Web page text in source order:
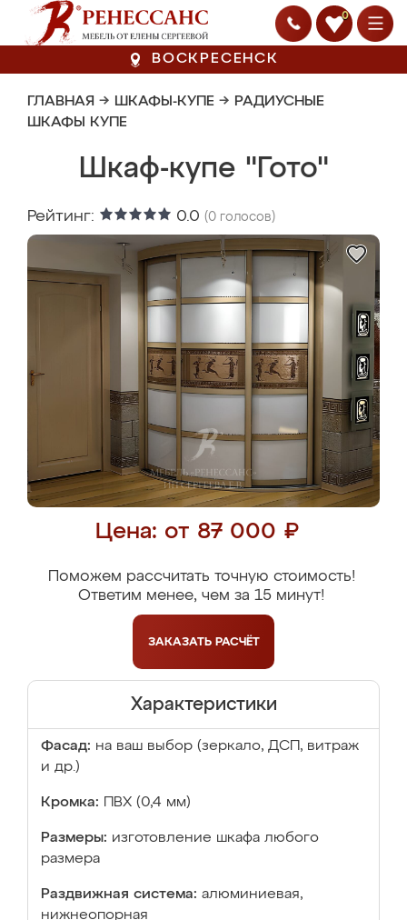
0
ВОСКРЕСЕНСК
ГЛАВНАЯ → ШКАФЫ-КУПЕ → РАДИУСНЫЕ
ШКАФЫ КУПЕ
Шкаф-купе "Гото"
Рейтинг: 0.0 (0 голосов)
Цена: от 87 000 ₽
Поможем рассчитать точную стоимость!
Ответим менее, чем за 15 минут!
ЗАКАЗАТЬ РАСЧЁТ
Характеристики
Фасад: на ваш выбор (зеркало, ДСП, витраж
и др.)
Кромка: ПВХ (0,4 мм)
Размеры: изготовление шкафа любого
размера
Раздвижная система: алюминиевая,
нижнеопорная